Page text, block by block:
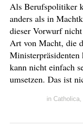
Als Berufspolitiker
anders als in
dieser Vorwurf
Art von Macht, die
Ministerpräsidenten
kann nicht einfach
umsetzen. Das ist
in Catholica,